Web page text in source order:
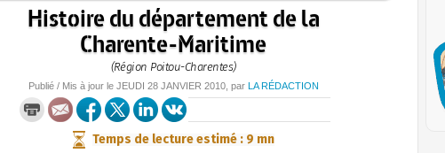
Histoire du département de la
Charente-Maritime
(Région Poitou-Charentes)
Publié / Mis à jour le JEUDI 28 JANVIER 2010, par LA RÉDACTION
Temps de lecture estimé : 9 mn